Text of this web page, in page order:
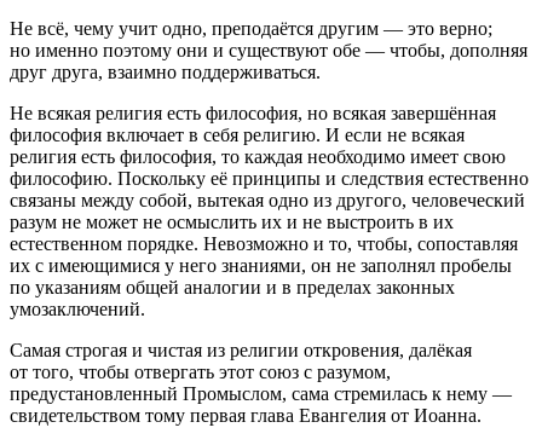
Не всё, чему учит одно, преподаётся другим — это верно;
но именно поэтому они и существуют обе — чтобы, дополняя
друг друга, взаимно поддерживаться.
Не всякая религия есть философия, но всякая завершённая
философия включает в себя религию. И если не всякая
религия есть философия, то каждая необходимо имеет свою
философию. Поскольку её принципы и следствия естественно
связаны между собой, вытекая одно из другого, человеческий
разум не может не осмыслить их и не выстроить в их
естественном порядке. Невозможно и то, чтобы, сопоставляя
их с имеющимися у него знаниями, он не заполнял пробелы
по указаниям общей аналогии и в пределах законных
умозаключений.
Самая строгая и чистая из религии откровения, далёкая
от того, чтобы отвергать этот союз с разумом,
предустановленный Промыслом, сама стремилась к нему —
свидетельством тому первая глава Евангелия от Иоанна.